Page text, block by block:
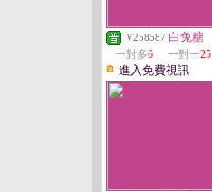
V258587 白兔糖
一對多6 一對一25
進入免費視訊